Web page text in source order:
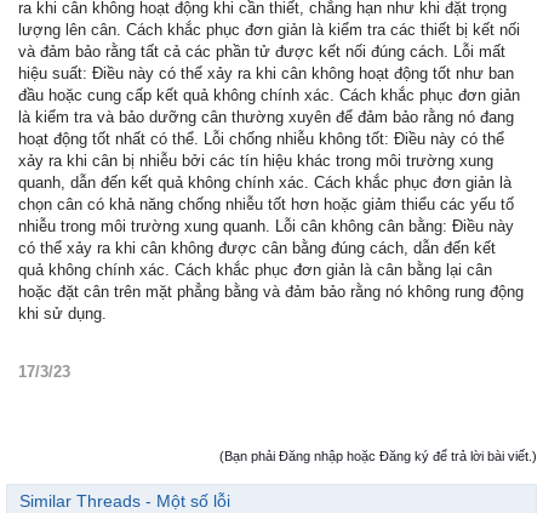
ra khi cân không hoạt động khi cần thiết, chẳng hạn như khi đặt trọng
lượng lên cân. Cách khắc phục đơn giản là kiểm tra các thiết bị kết nối
và đảm bảo rằng tất cả các phần tử được kết nối đúng cách. Lỗi mất
hiệu suất: Điều này có thể xảy ra khi cân không hoạt động tốt như ban
đầu hoặc cung cấp kết quả không chính xác. Cách khắc phục đơn giản
là kiểm tra và bảo dưỡng cân thường xuyên để đảm bảo rằng nó đang
hoạt động tốt nhất có thể. Lỗi chống nhiễu không tốt: Điều này có thể
xảy ra khi cân bị nhiễu bởi các tín hiệu khác trong môi trường xung
quanh, dẫn đến kết quả không chính xác. Cách khắc phục đơn giản là
chọn cân có khả năng chống nhiễu tốt hơn hoặc giảm thiểu các yếu tố
nhiễu trong môi trường xung quanh. Lỗi cân không cân bằng: Điều này
có thể xảy ra khi cân không được cân bằng đúng cách, dẫn đến kết
quả không chính xác. Cách khắc phục đơn giản là cân bằng lại cân
hoặc đặt cân trên mặt phẳng bằng và đảm bảo rằng nó không rung động
khi sử dụng.
17/3/23
(Bạn phải Đăng nhập hoặc Đăng ký để trả lời bài viết.)
Similar Threads - Một số lỗi